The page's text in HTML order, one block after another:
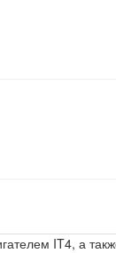
IT4, а